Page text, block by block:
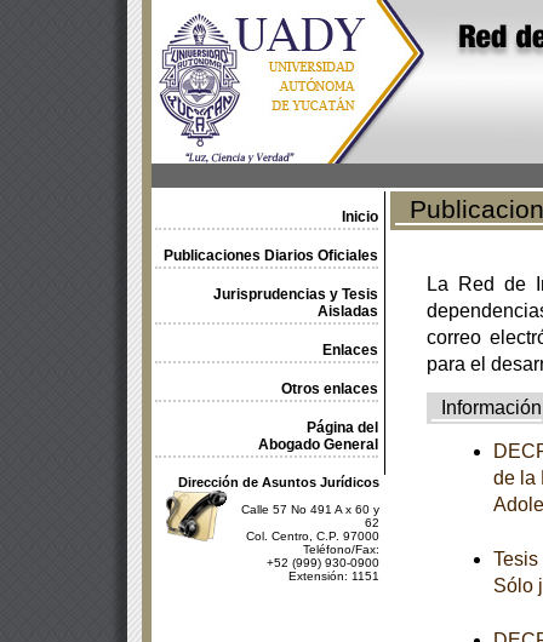
Inicio
Publicaciones Diarios Oficiales
Jurisprudencias y Tesis
Aisladas
Enlaces
Otros enlaces
Página del
Abogado General
Dirección de Asuntos Jurídicos
Calle 57 No 491 A x 60 y
62
Col. Centro, C.P. 97000
Teléfono/Fax:
+52 (999) 930-0900
Extensión: 1151
La Red de
correo
para el
Información
de la
Sólo